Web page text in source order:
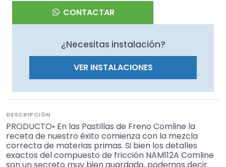
CONTACTAR
¿Necesitas instalación?
VER INSTALACIONES
DESCRIPCIÓN
PRODUCTO• En las Pastillas de Freno Comline la
receta de nuestro éxito comienza con la mezcla
correcta de materias primas. Si bien los detalles
exactos del compuesto de fricción NAM112A Comline